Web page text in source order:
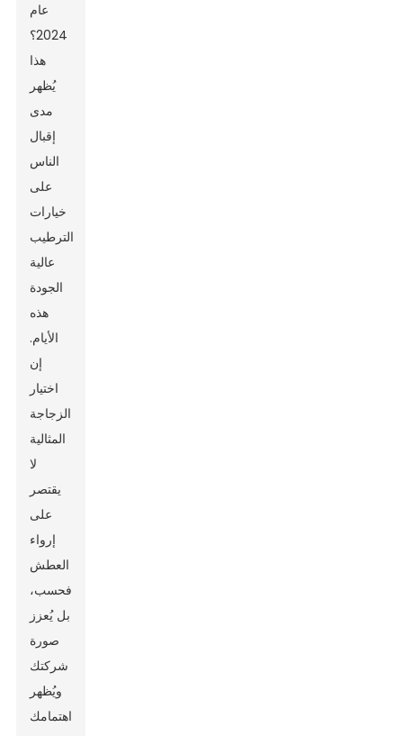
عام
2024؟
هذا
يُظهر
مدى
إقبال
الناس
على
خيارات
الترطيب
عالية
الجودة
هذه
الأيام.
إن
اختيار
الزجاجة
المثالية
لا
يقتصر
على
إرواء
العطش
فحسب،
بل يُعزز
صورة
شركتك
ويُظهر
اهتمامك